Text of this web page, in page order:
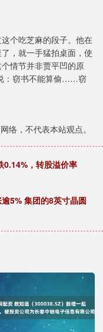
个吃芝麻的段子。他在
，就一手猛拍桌面，使
情节并非贾平凹的原
：窃书不能算偷……窃
络，不代表本站观点。
0.14%，转股溢价率
5% 集团的8英寸晶圆